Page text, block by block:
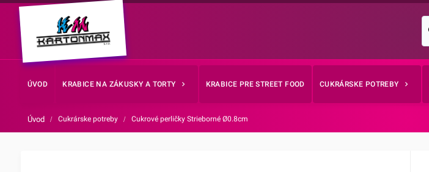
ÚVOD KRABICE NA ZÁKUSKY A TORTY KRABICE PRE STREET FOOD CUKRÁRSKE POTREBY
Úvod / Cukrárske potreby / Cukrové perličky Strieborné Ø0.8cm